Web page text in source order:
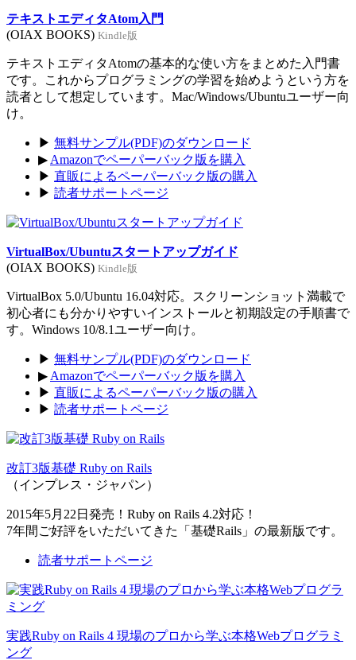
テキストエディタAtom入門
(OIAX BOOKS) Kindle版
テキストエディタAtomの基本的な使い方をまとめた入門書
です。これからプログラミングの学習を始めようという方を
読者として想定しています。Mac/Windows/Ubuntuユーザー向
け。
▶ 無料サンプル(PDF)のダウンロード
▶ Amazonでペーパーバック版を購入
▶ 直販によるペーパーバック版の購入
▶ 読者サポートページ
VirtualBox/Ubuntuスタートアップガイド
(OIAX BOOKS) Kindle版
VirtualBox 5.0/Ubuntu 16.04対応。スクリーンショット満載で
初心者にも分かりやすいインストールと初期設定の手順書で
す。Windows 10/8.1ユーザー向け。
▶ 無料サンプル(PDF)のダウンロード
▶ Amazonでペーパーバック版を購入
▶ 直販によるペーパーバック版の購入
▶ 読者サポートページ
改訂3版基礎 Ruby on Rails
（インプレス・ジャパン）
2015年5月22日発売！Ruby on Rails 4.2対応！
7年間ご好評をいただいてきた「基礎Rails」の最新版です。
読者サポートページ
実践Ruby on Rails 4 現場のプロから学ぶ本格Webプログラミ
ング